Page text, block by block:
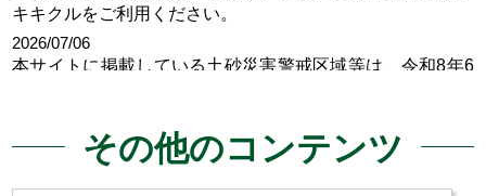
キキクルをご利用ください。
2026/07/06
本サイトに掲載している土砂災害警戒区域等は、令和8年6
本システムは、新しい防災気象情報へ対応しました。引き
続き、土砂災害による被害の防止軽減のため、本システム
のご活用をお願いします。
その他のコンテンツ